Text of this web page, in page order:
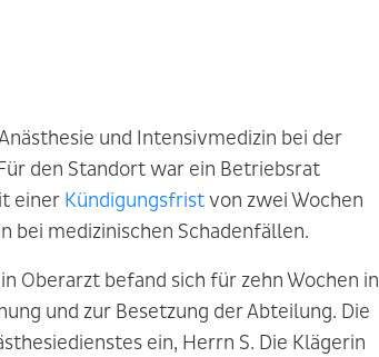
und Intensivmedizin bei der
den Standort war ein Betriebsrat
einer Kündigungsfristvon zwei Wochen
medizinischen Schadenfällen.
Oberarzt befand sich für zehn Wochen in
und zur Besetzung der Abteilung. Die
ein, Herrn S. Die Klägerin